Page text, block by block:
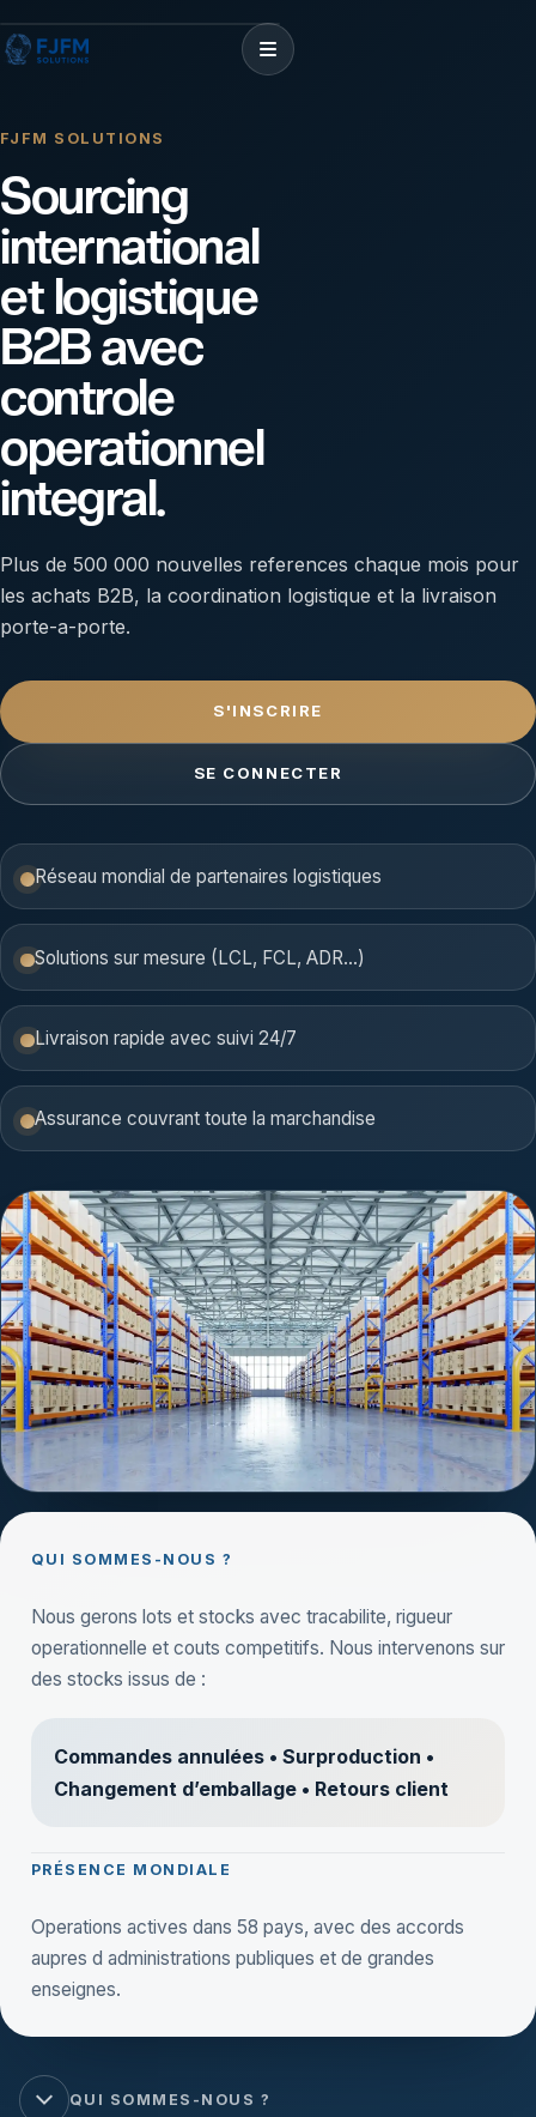
FJFM SOLUTIONS
Sourcing
international
et logistique
B2B avec
controle
operationnel
integral.
Plus de 500 000 nouvelles references chaque mois pour
les achats B2B, la coordination logistique et la livraison
porte-a-porte.
S'INSCRIRE
SE CONNECTER
Réseau mondial de partenaires logistiques
Solutions sur mesure (LCL, FCL, ADR…)
Livraison rapide avec suivi 24/7
Assurance couvrant toute la marchandise
QUI SOMMES-NOUS ?
Nous gerons lots et stocks avec tracabilite, rigueur
operationnelle et couts competitifs. Nous intervenons sur
des stocks issus de :
Commandes annulées • Surproduction •
Changement d’emballage • Retours client
PRÉSENCE MONDIALE
Operations actives dans 58 pays, avec des accords
aupres d administrations publiques et de grandes
enseignes.
QUI SOMMES-NOUS ?